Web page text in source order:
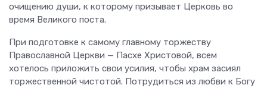
очищению души, к которому призывает Церковь во
время Великого поста.
При подготовке к самому главному торжеству
Православной Церкви — Пасхе Христовой, всем
хотелось приложить свои усилия, чтобы храм засиял
торжественной чистотой. Потрудиться из любви к Богу